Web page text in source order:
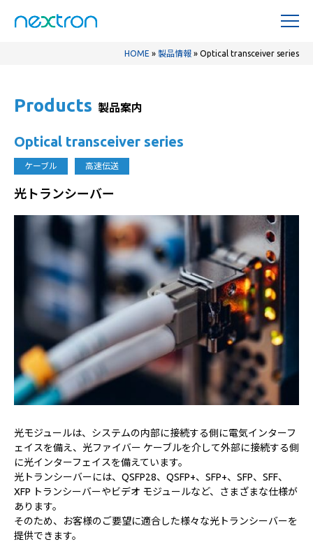
HOME » 製品情報 » Optical transceiver series
Products 製品案内
Optical transceiver series
ケーブル 高速伝送
光トランシーバー
光モジュールは、システムの内部に接続する側に電気インターフ
ェイスを備え、光ファイバー ケーブルを介して外部に接続する側
に光インターフェイスを備えています。
光トランシーバーには、QSFP28、QSFP+、SFP+、SFP、SFF、
XFP トランシーバーやビデオ モジュールなど、さまざまな仕様が
あります。
そのため、お客様のご要望に適合した様々な光トランシーバーを
提供できます。